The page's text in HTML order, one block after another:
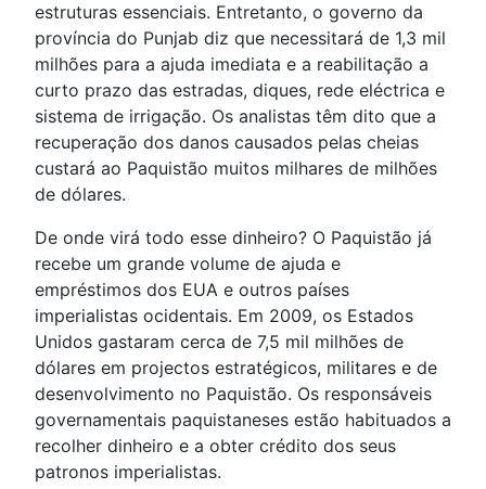
estruturas essenciais. Entretanto, o governo da
província do Punjab diz que necessitará de 1,3 mil
milhões para a ajuda imediata e a reabilitação a
curto prazo das estradas, diques, rede eléctrica e
sistema de irrigação. Os analistas têm dito que a
recuperação dos danos causados pelas cheias
custará ao Paquistão muitos milhares de milhões
de dólares.
De onde virá todo esse dinheiro? O Paquistão já
recebe um grande volume de ajuda e
empréstimos dos EUA e outros países
imperialistas ocidentais. Em 2009, os Estados
Unidos gastaram cerca de 7,5 mil milhões de
dólares em projectos estratégicos, militares e de
desenvolvimento no Paquistão. Os responsáveis
governamentais paquistaneses estão habituados a
recolher dinheiro e a obter crédito dos seus
patronos imperialistas.